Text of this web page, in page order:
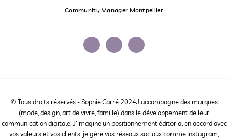
Community Manager Montpellier
© Tous droits réservés - Sophie Carré 2024J'accompagne des marques
(mode, design, art de vivre, famille) dans le développement de leur
communication digitale. J'imagine un positionnement éditorial en accord avec
vos valeurs et vos clients. je gère vos réseaux sociaux comme Instagram,